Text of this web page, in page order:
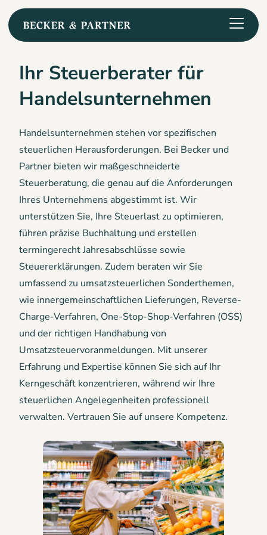
Ihr Steuerberater für
Handelsunternehmen
Handelsunternehmen stehen vor spezifischen
steuerlichen Herausforderungen. Bei Becker und
Partner bieten wir maßgeschneiderte
Steuerberatung, die genau auf die Anforderungen
Ihres Unternehmens abgestimmt ist. Wir
unterstützen Sie, Ihre Steuerlast zu optimieren,
führen präzise Buchhaltung und erstellen
termingerecht Jahresabschlüsse sowie
Steuererklärungen. Zudem beraten wir Sie
umfassend zu umsatzsteuerlichen Sonderthemen,
wie innergemeinschaftlichen Lieferungen, Reverse-
Charge-Verfahren, One-Stop-Shop-Verfahren (OSS)
und der richtigen Handhabung von
Umsatzsteuervoranmeldungen. Mit unserer
Erfahrung und Expertise können Sie sich auf Ihr
Kerngeschäft konzentrieren, während wir Ihre
steuerlichen Angelegenheiten professionell
verwalten. Vertrauen Sie auf unsere Kompetenz.